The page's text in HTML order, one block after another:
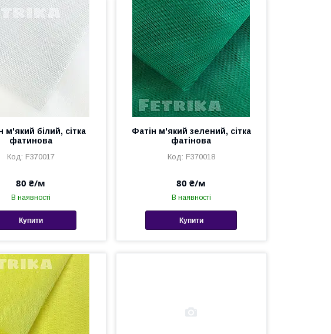
м'який білий, сітка
фатинова
F370017
80 ₴/м
В наявності
Купити
Фатін м'який зелений, сітка
фатінова
F370018
80 ₴/м
В наявності
Купити